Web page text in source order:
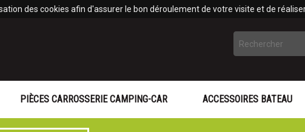
des cookies afin d'assurer le bon déroulement de votre visite et de
PIÈCES CARROSSERIE CAMPING-CAR ACCESSOIRES BATEAU